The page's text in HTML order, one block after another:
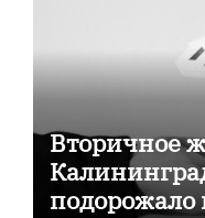
Вторичное
подорожало